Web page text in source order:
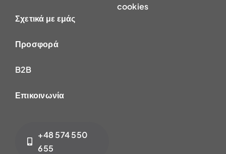
Σχετικά με εμάς
Προσφορά
B2B
Επικοινωνία
cookies
+48 574 550
655